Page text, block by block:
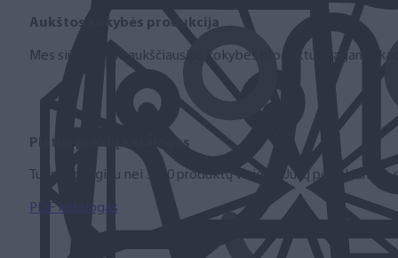
Aukštos kokybės produkcija
Mes siūlome tik aukščiausios kokybės produktus nagams,
Platus prekių katalogas
Turime daugiau nei 3000 produktų visiems Jūsų poreikiams
PDF katalogas